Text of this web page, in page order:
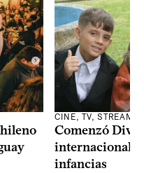
CINE, TV,
Comenzó
internacional
infancias